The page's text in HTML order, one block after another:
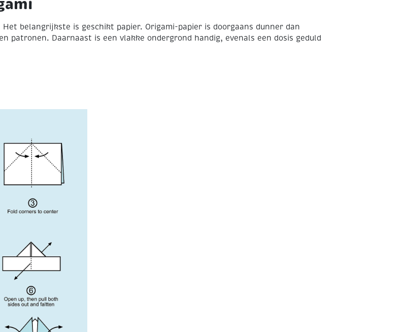
belangrijkste is geschikt papier. Origami-papier is doorgaans dunner dan
patronen. Daarnaast is een vlakke ondergrond handig, evenals een dosis geduld